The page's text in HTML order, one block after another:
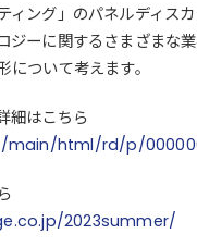
ィング」のパネルディス
ジーに関するさまざまな
について考えます。
細はこちら
html/rd/p/
2023summer/